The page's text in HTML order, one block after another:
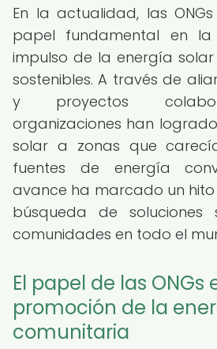
En la actualidad, las
papel fundamental en
impulso de la energía
sostenibles. A través de
y proyectos
organizaciones han
solar a zonas que
fuentes de energía
avance ha marcado un hito
búsqueda de soluciones
comunidades en todo el
El papel de las ONGs
promoción de la
comunitaria